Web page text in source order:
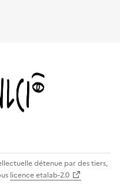
détenue par des tiers,
licence etalab-2.0